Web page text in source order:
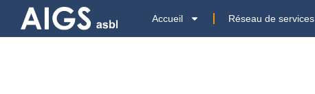
Accueil Réseau de services